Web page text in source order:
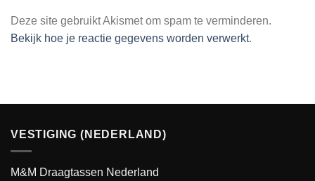
Deze site gebruikt Akismet om spam te verminderen.
Bekijk hoe je reactie gegevens worden verwerkt.
VESTIGING (NEDERLAND)
M&M Draagtassen Nederland